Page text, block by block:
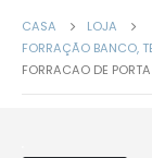
CASA
LOJA
FORRAÇÃO BANCO,
FORRACAO DE